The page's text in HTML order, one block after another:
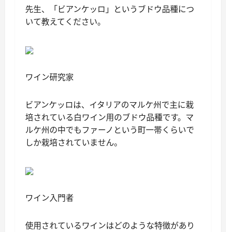
先生、「ビアンケッロ」というブドウ品種につ
いて教えてください。
ワイン研究家
ビアンケッロは、イタリアのマルケ州で主に栽
培されている白ワイン用のブドウ品種です。マ
ルケ州の中でもファーノという町一帯くらいで
しか栽培されていません。
ワイン入門者
使用されているワインはどのような特徴があり